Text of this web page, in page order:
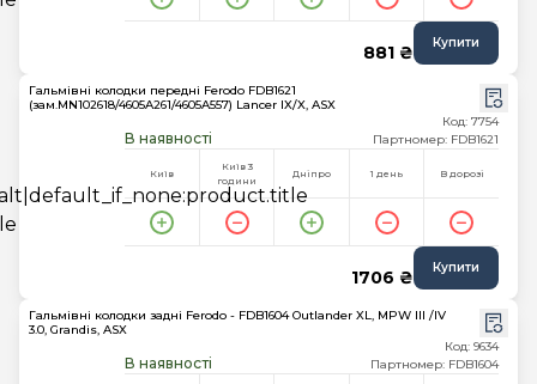
881 ₴ Купити
Гальмівні колодки передні Ferodo FDB1621
(зам.MN102618/4605A261/4605A557) Lancer IX/X, ASX
В наявності
Код: 7754
Партномер: FDB1621
Київ
Київ 3
години
Дніпро 1 день В дорозі
1706 ₴ Купити
Гальмівні колодки задні Ferodo - FDB1604 Outlander XL, MPW III /IV
3.0, Grandis, ASX
В наявності
Код: 9634
Партномер: FDB1604